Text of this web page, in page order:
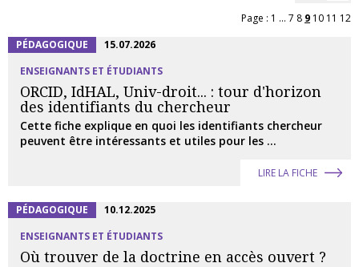
Page : 1 ... 7 8 9 10 11 12
PÉDAGOGIQUE
15.07.2026
ENSEIGNANTS ET ÉTUDIANTS
ORCID, IdHAL, Univ-droit... : tour d'horizon
des identifiants du chercheur
Cette fiche explique en quoi les identifiants chercheur
peuvent être intéressants et utiles pour les ...
LIRE LA FICHE
PÉDAGOGIQUE
10.12.2025
ENSEIGNANTS ET ÉTUDIANTS
Où trouver de la doctrine en accès ouvert ?